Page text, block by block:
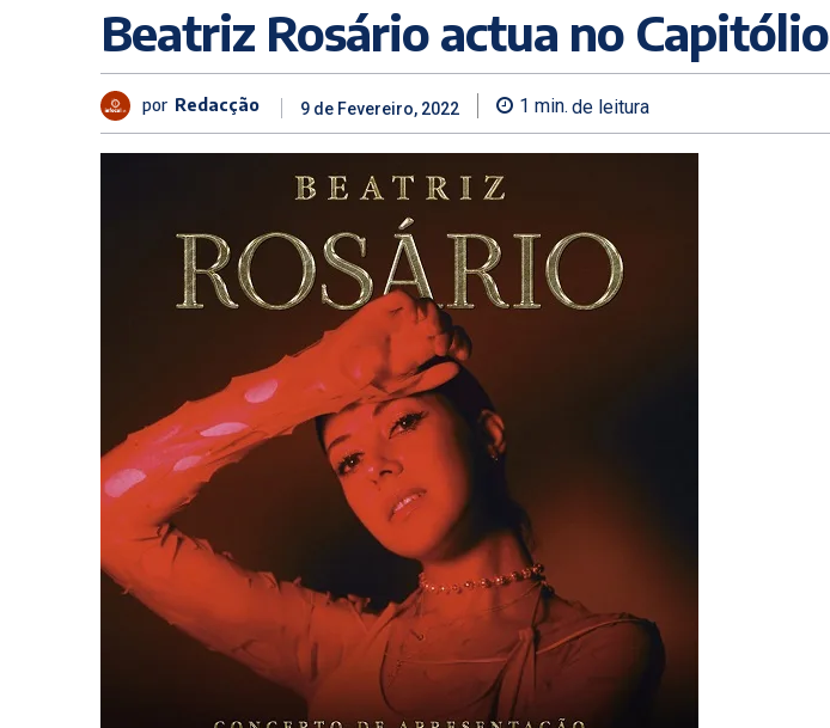
Beatriz Rosário actua no Capitólio
por Redacção 9 de Fevereiro, 2022 1 min. de leitura